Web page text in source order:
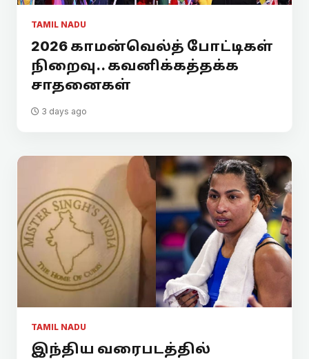
TAMIL NADU
2026 காமன்வெல்த் போட்டிகள்
நிறைவு.. கவனிக்கத்தக்க
சாதனைகள்
3 days ago
TAMIL NADU
இந்திய வரைபடத்தில்